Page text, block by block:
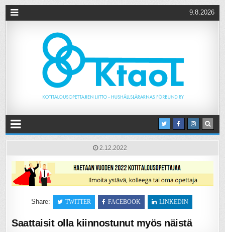
9.8.2026
2.12.2022
Share: TWITTER FACEBOOK LINKEDIN
Saattaisit olla kiinnostunut myös näistä